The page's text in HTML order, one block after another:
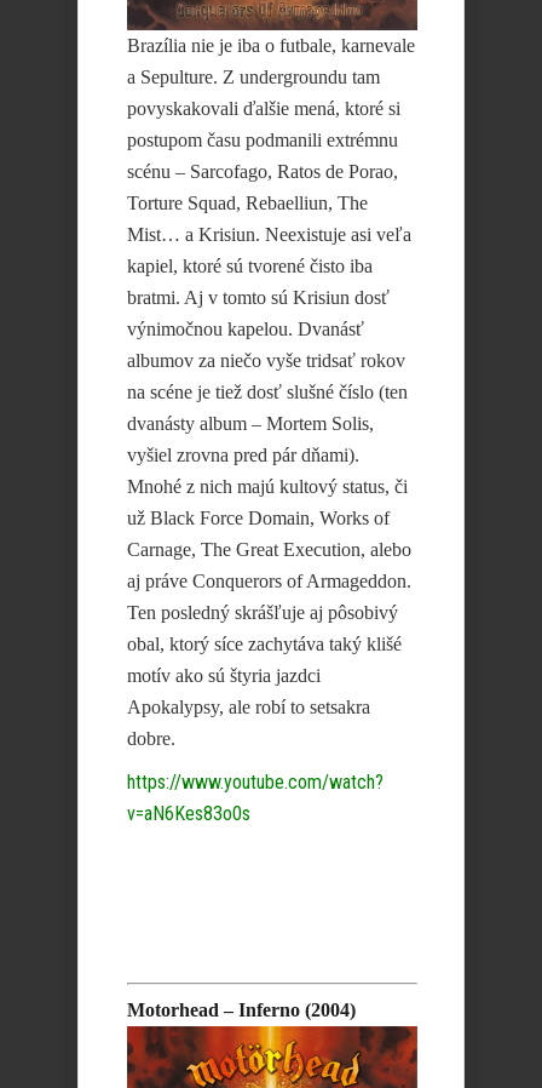
Brazília nie je iba o futbale, karnevale
a Sepulture. Z undergroundu tam
povyskakovali ďalšie mená, ktoré si
postupom času podmanili extrémnu
scénu – Sarcofago, Ratos de Porao,
Torture Squad, Rebaelliun, The
Mist… a Krisiun. Neexistuje asi veľa
kapiel, ktoré sú tvorené čisto iba
bratmi. Aj v tomto sú Krisiun dosť
výnimočnou kapelou. Dvanásť
albumov za niečo vyše tridsať rokov
na scéne je tiež dosť slušné číslo (ten
dvanásty album – Mortem Solis,
vyšiel zrovna pred pár dňami).
Mnohé z nich majú kultový status, či
už Black Force Domain, Works of
Carnage, The Great Execution, alebo
aj práve Conquerors of Armageddon.
Ten posledný skrášľuje aj pôsobivý
obal, ktorý síce zachytáva taký klišé
motív ako sú štyria jazdci
Apokalypsy, ale robí to setsakra
dobre.
https://www.youtube.com/watch?
v=aN6Kes83o0s
Motorhead – Inferno (2004)